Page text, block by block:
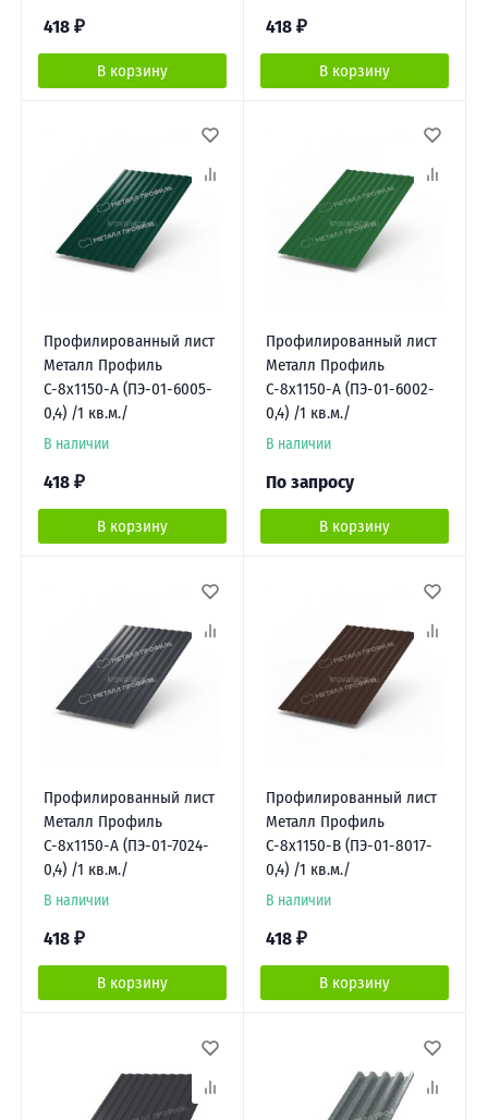
418 ₽
В корзину
418 ₽
В корзину
Профилированный лист
Металл Профиль
С-8х1150-A (ПЭ-01-6005-
0,4) /1 кв.м./
В наличии
418 ₽
В корзину
Профилированный лист
Металл Профиль
С-8х1150-A (ПЭ-01-6002-
0,4) /1 кв.м./
В наличии
По запросу
В корзину
Профилированный лист
Металл Профиль
С-8х1150-A (ПЭ-01-7024-
0,4) /1 кв.м./
В наличии
418 ₽
В корзину
Профилированный лист
Металл Профиль
С-8х1150-B (ПЭ-01-8017-
0,4) /1 кв.м./
В наличии
418 ₽
В корзину